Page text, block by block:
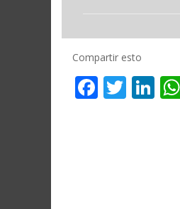
Compartir esto